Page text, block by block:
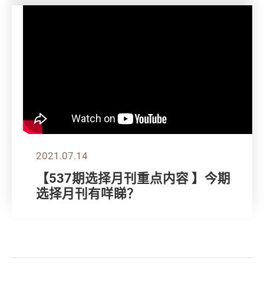
2021.07.14
【537期选择月刊重点内容 】今期
选择月刊有咩睇？